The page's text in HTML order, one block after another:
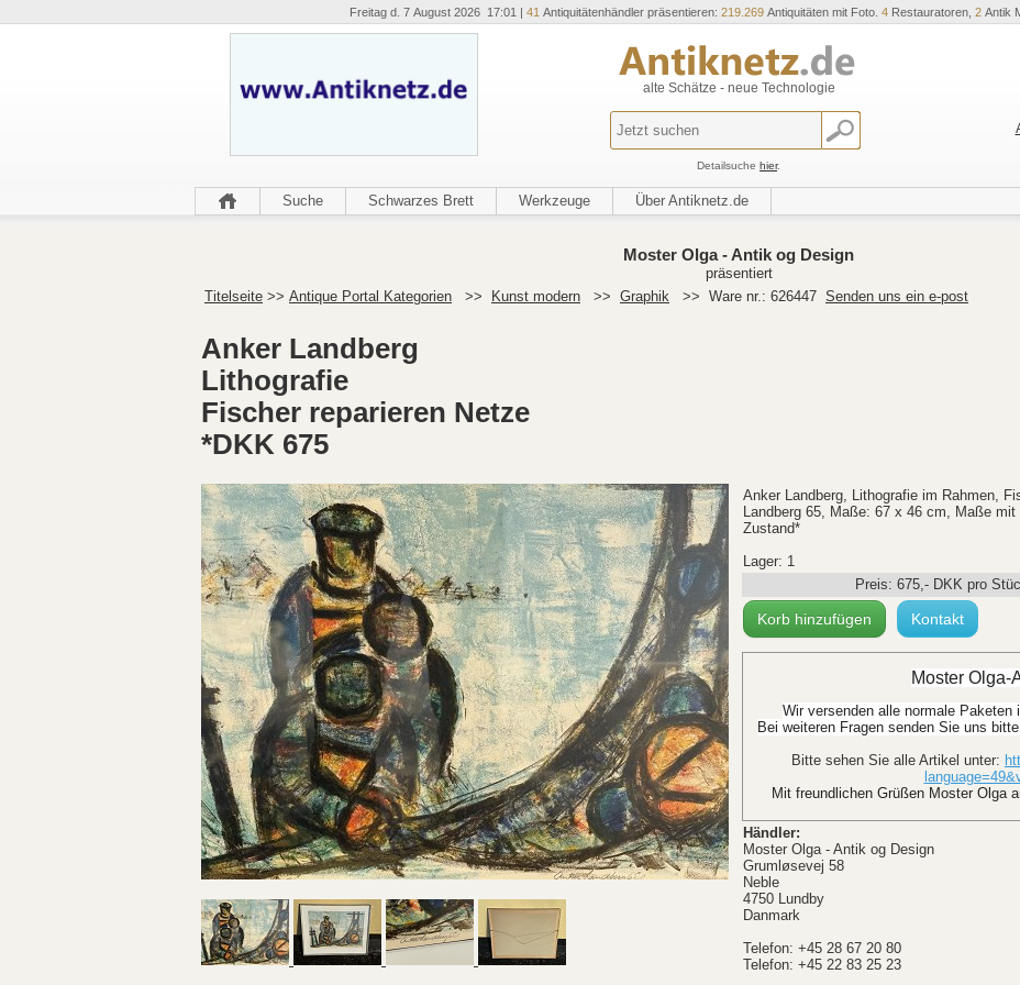
Freitag d. 7 August 2026 17:01 | 41 Antiquitätenhändler präsentieren: 219.269Antiquitäten mit Foto. 4Restauratoren, 2Antik
alte Schätze - neue Technologie
Detailsuche hier.
Suche Schwarzes Brett Werkzeuge Über Antiknetz.de
Moster Olga - Antik og Design
präsentiert
Titelseite >> Antique Portal Kategorien >> Kunst modern >> Graphik >> Ware nr.: 626447 Senden uns ein e-post
Anker Landberg
Lithografie
Fischer reparieren Netze
*DKK 675
Anker Landberg, Lithografie im Rahmen,
Landberg 65, Maße: 67 x 46 cm, Maße
Zustand*
Lager: 1
Preis: 675,- DKK pro
Korb hinzufügen Kontakt
Moster Olga-
Wir versenden alle normale Paketen
Bei weiteren Fragen senden Sie uns
Bitte sehen Sie alle Artikel unter:
Mit freundlichen Grüßen Moster Olga
Händler:
Moster Olga - Antik og Design
Grumløsevej 58
Neble
4750 Lundby
Danmark
Telefon: +45 28 67 20 80
Telefon: +45 22 83 25 23